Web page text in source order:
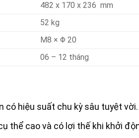
482 x 170 x 236 mm
52 kg
M8 × Φ 20
06 – 12 tháng
có hiệu suất chu kỳ sâu tuyệt vời.
thể cao và có lợi thế khi khởi